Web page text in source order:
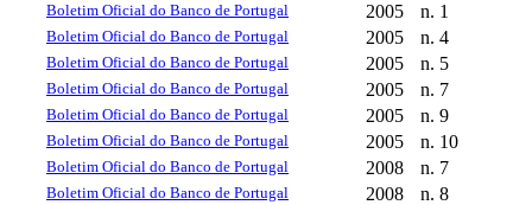
Boletim Oficial do Banco de Portugal
2005 n. 1
Boletim Oficial do Banco de Portugal 2005 n. 4
Boletim Oficial do Banco de Portugal 2005 n. 5
Boletim Oficial do Banco de Portugal 2005 n. 7
Boletim Oficial do Banco de Portugal 2005 n. 9
Boletim Oficial do Banco de Portugal 2005 n. 10
Boletim Oficial do Banco de Portugal 2008 n. 7
Boletim Oficial do Banco de Portugal 2008 n. 8